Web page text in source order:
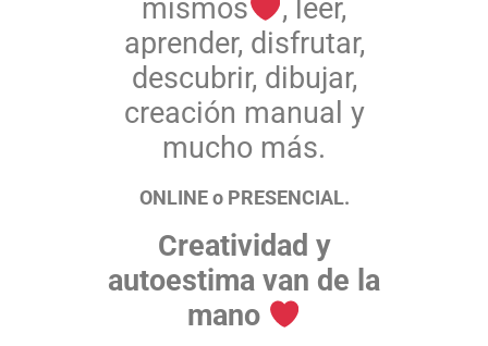
mismos
, leer,
aprender, disfrutar,
descubrir, dibujar,
creación manual y
mucho más.
ONLINE o PRESENCIAL.
Creatividad y
autoestima van de la
mano